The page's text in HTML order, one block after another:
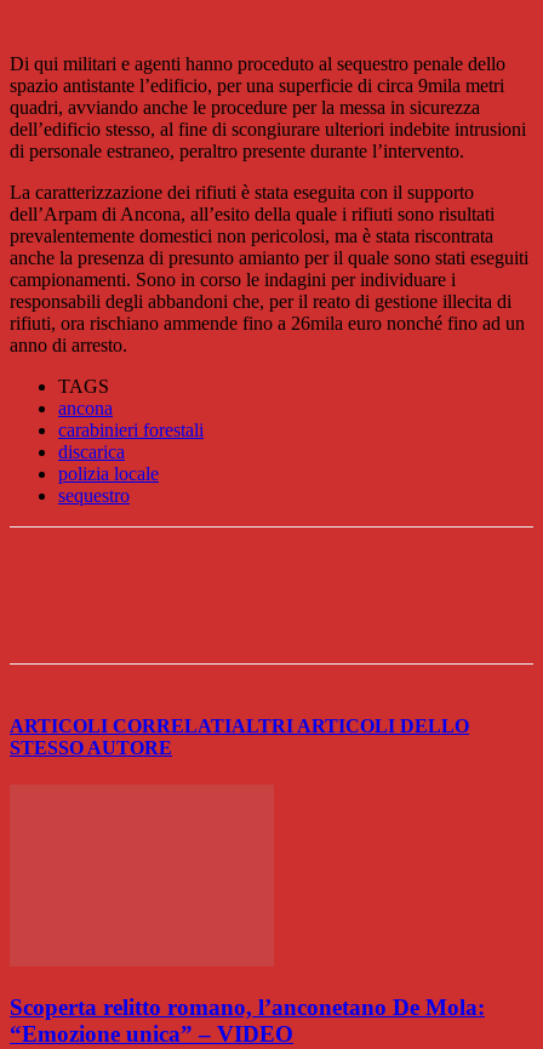
Di qui militari e agenti hanno proceduto al sequestro penale dello
spazio antistante l’edificio, per una superficie di circa 9mila metri
quadri, avviando anche le procedure per la messa in sicurezza
dell’edificio stesso, al fine di scongiurare ulteriori indebite intrusioni
di personale estraneo, peraltro presente durante l’intervento.
La caratterizzazione dei rifiuti è stata eseguita con il supporto
dell’Arpam di Ancona, all’esito della quale i rifiuti sono risultati
prevalentemente domestici non pericolosi, ma è stata riscontrata
anche la presenza di presunto amianto per il quale sono stati eseguiti
campionamenti. Sono in corso le indagini per individuare i
responsabili degli abbandoni che, per il reato di gestione illecita di
rifiuti, ora rischiano ammende fino a 26mila euro nonché fino ad un
anno di arresto.
TAGS
ancona
carabinieri forestali
discarica
polizia locale
sequestro
ARTICOLI CORRELATIALTRI ARTICOLI DELLO
STESSO AUTORE
Scoperta relitto romano, l’anconetano De Mola:
“Emozione unica” – VIDEO